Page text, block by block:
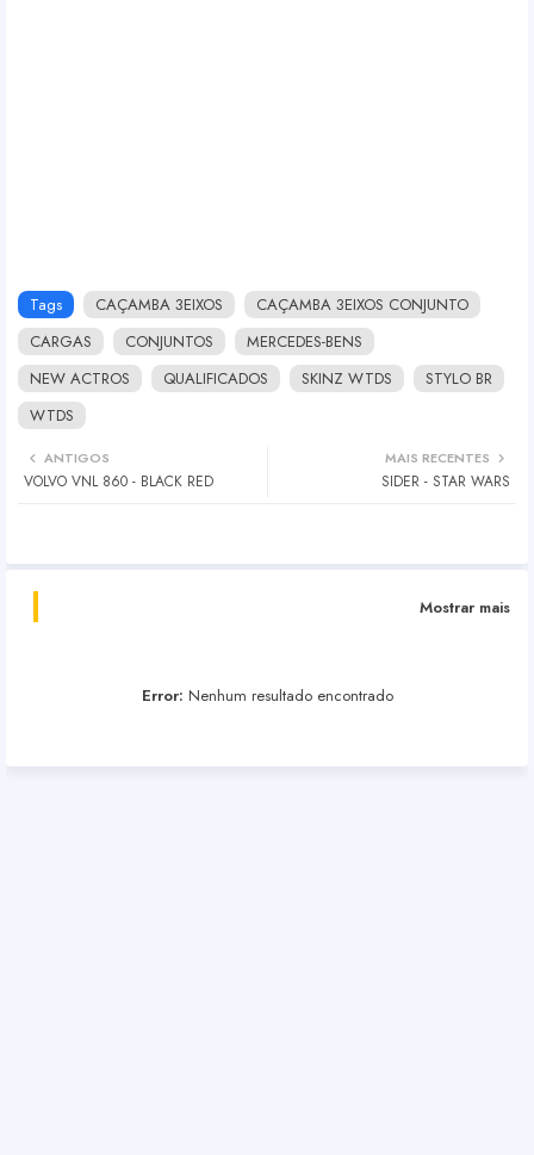
Tags CAÇAMBA 3EIXOS
CAÇAMBA 3EIXOS CONJUNTO
CARGAS
CONJUNTOS
MERCEDES-BENS
NEW ACTROS
QUALIFICADOS SKINZ WTDS
STYLO BR
WTDS
MAIS RECENTES
SIDER - STAR WARS
ANTIGOS
VOLVO VNL 860 - BLACK RED
Mostrar mais
Error: Nenhum resultado encontrado